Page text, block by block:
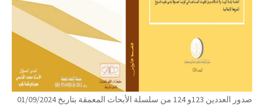
صدور العددين 123و 124 من سلسلة الأبحاث المعمقة بتاريخ 01/09/2024